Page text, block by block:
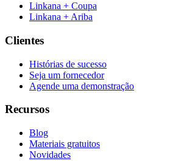
Linkana + Coupa
Linkana + Ariba
Clientes
Histórias de sucesso
Seja um fornecedor
Agende uma demonstração
Recursos
Blog
Materiais gratuitos
Novidades